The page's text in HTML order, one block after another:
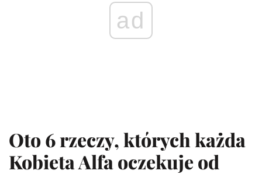
ad
Oto 6 rzeczy, których każda
Kobieta Alfa oczekuje od